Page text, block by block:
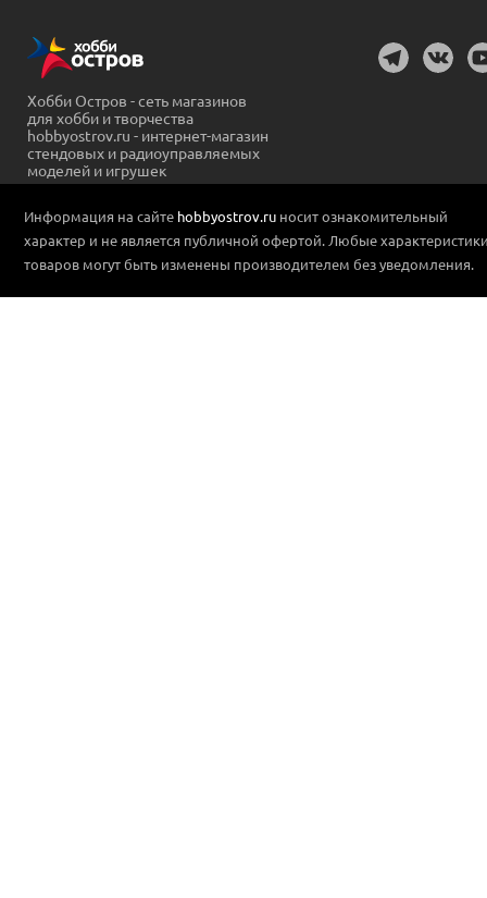
Хобби Остров - сеть магазинов
для хобби и творчества
hobbyostrov.ru - интернет-магазин
стендовых и радиоуправляемых
моделей и игрушек
Информация на сайте hobbyostrov.ru носит ознакомительный
характер и не является публичной офертой. Любые
товаров могут быть изменены производителем без уведомления.